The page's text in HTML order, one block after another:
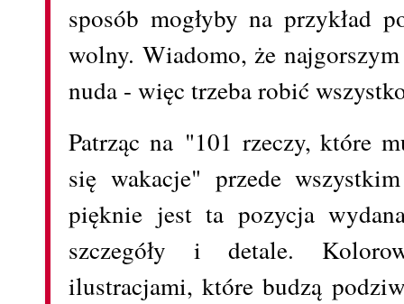
sposób mogłyby na przykład
wolny. Wiadomo, że
nuda - więc trzeba robić
Patrząc na "101 rzeczy, które
się wakacje" przede
pięknie jest ta pozycja
szczegóły i detale.
ilustracjami, które budzą